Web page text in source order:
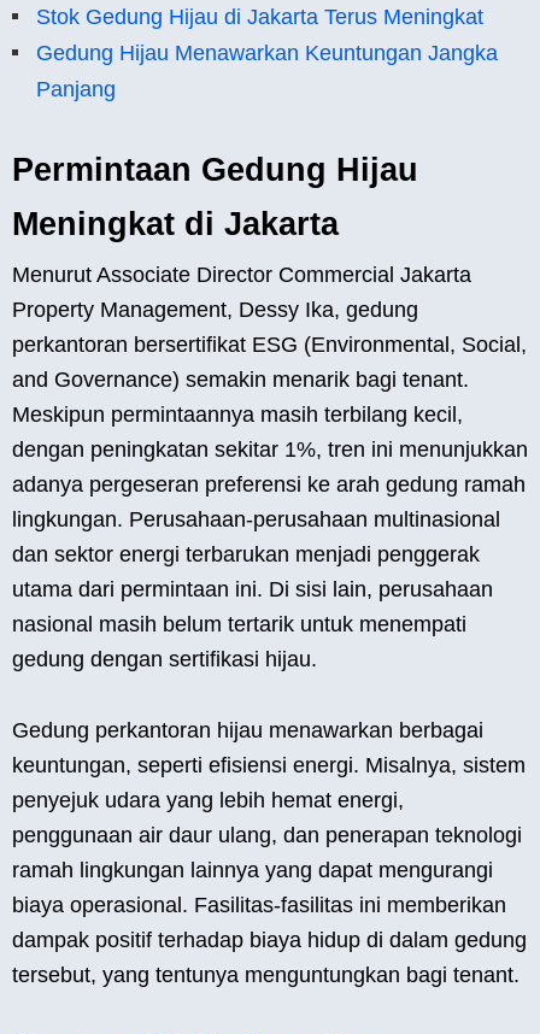
Stok Gedung Hijau di Jakarta Terus Meningkat
Gedung Hijau Menawarkan Keuntungan Jangka
Panjang
Permintaan Gedung Hijau
Meningkat di Jakarta
Menurut Associate Director Commercial Jakarta
Property Management, Dessy Ika, gedung
perkantoran bersertifikat ESG (Environmental, Social,
and Governance) semakin menarik bagi tenant.
Meskipun permintaannya masih terbilang kecil,
dengan peningkatan sekitar 1%, tren ini menunjukkan
adanya pergeseran preferensi ke arah gedung ramah
lingkungan. Perusahaan-perusahaan multinasional
dan sektor energi terbarukan menjadi penggerak
utama dari permintaan ini. Di sisi lain, perusahaan
nasional masih belum tertarik untuk menempati
gedung dengan sertifikasi hijau.
Gedung perkantoran hijau menawarkan berbagai
keuntungan, seperti efisiensi energi. Misalnya, sistem
penyejuk udara yang lebih hemat energi,
penggunaan air daur ulang, dan penerapan teknologi
ramah lingkungan lainnya yang dapat mengurangi
biaya operasional. Fasilitas-fasilitas ini memberikan
dampak positif terhadap biaya hidup di dalam gedung
tersebut, yang tentunya menguntungkan bagi tenant.